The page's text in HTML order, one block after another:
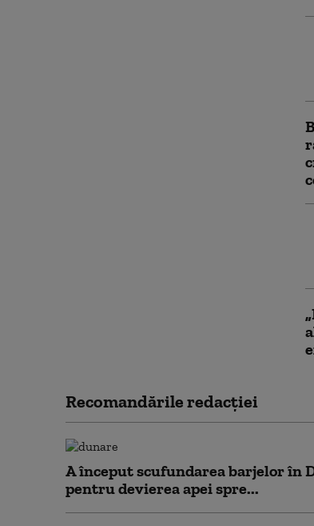
Recomandările redacţiei
A început scufundarea barjelor în
pentru devierea apei spre...